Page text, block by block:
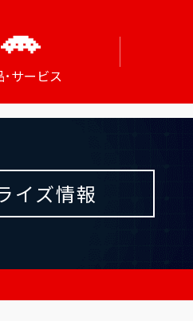
･サービス
イズ情報